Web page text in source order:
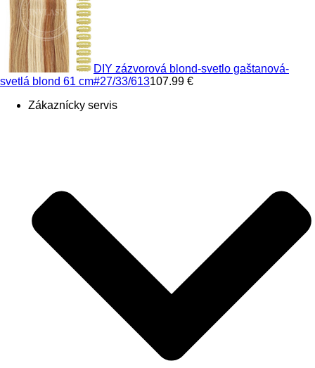
DIY zázvorová blond-svetlo gaštanová-
svetlá blond 61 cm#27/33/613107.99 €
Zákaznícky servis